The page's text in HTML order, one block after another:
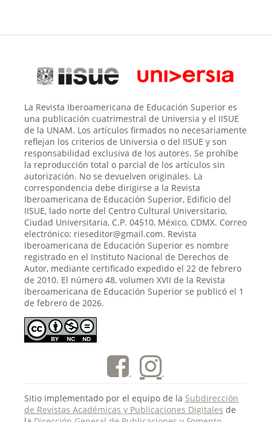
La Revista Iberoamericana de Educación Superior es
una publicación cuatrimestral de Universia y el IISUE
de la UNAM. Los artículos firmados no necesariamente
reflejan los criterios de Universia o del IISUE y son
responsabilidad exclusiva de los autores. Se prohíbe
la reproducción total o parcial de los artículos sin
autorización. No se devuelven originales. La
correspondencia debe dirigirse a la Revista
Iberoamericana de Educación Superior, Edificio del
IISUE, lado norte del Centro Cultural Universitario,
Ciudad Universitaria, C.P. 04510, México, CDMX. Correo
electrónico: rieseditor@gmail.com. Revista
Iberoamericana de Educación Superior es nombre
registrado en el Instituto Nacional de Derechos de
Autor, mediante certificado expedido el 22 de febrero
de 2010. El número 48, volumen XVII de la Revista
Iberoamericana de Educación Superior se publicó el 1
de febrero de 2026.
Sitio implementado por el equipo de la Subdirección
de Revistas Académicas y Publicaciones Digitales de